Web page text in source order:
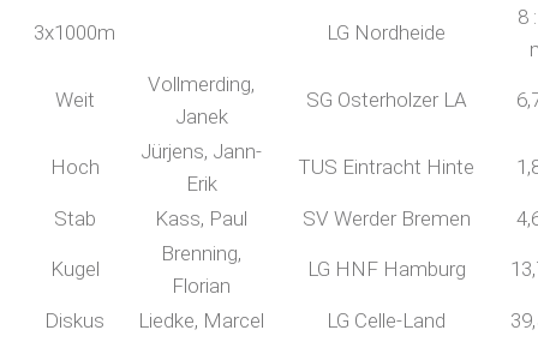
3x1000m LG Nordheide
8
Weit
Vollmerding,
Janek
SG Osterholzer LA
Hoch
Jürjens, Jann-
Erik
TUS Eintracht Hinte
Stab Kass, Paul SV Werder Bremen
Kugel
Brenning,
Florian
LG HNF Hamburg
Diskus Liedke, Marcel LG Celle-Land